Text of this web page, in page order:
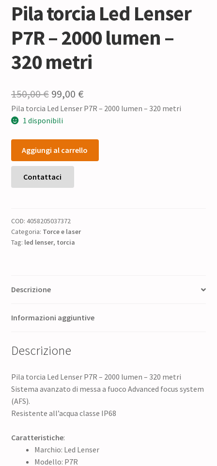
Pila torcia Led Lenser
P7R – 2000 lumen –
320 metri
150,00€ Il
prezzo
era:
150,00 €.
99,00 €Il
prezzo
è:
99,00 €.
Pila torcia Led Lenser P7R – 2000 lumen – 320 metri
1 disponibili
Pila
torcia
Led
Lenser
P7R
lumen
-
320
Aggiungi al carrello
Contattaci
COD: 4058205037372
Categoria: Torce e laser
Tag: led lenser, torcia
Descrizione
Informazioni aggiuntive
Descrizione
Pila torcia Led Lenser P7R – 2000 lumen – 320 metri
Sistema avanzato di messa a fuoco Advanced focus system
(AFS).
Resistente all’acqua classe IP68
Caratteristiche:
Marchio: Led Lenser
Modello: P7R